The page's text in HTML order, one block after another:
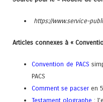
https://www.service-
Articles connexes à «
Convention de PACS
PACS
Comment se pacser en
Testament olographe :